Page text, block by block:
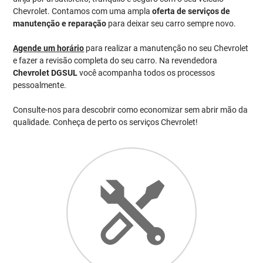
Chevrolet. Contamos com uma amplaoferta de serviços de
manutenção e reparação para deixar seu carro sempre novo.
Agende um horário para realizar a manutenção no seu Chevrolet
e fazer a revisão completa do seu carro. Na revendedora
Chevrolet DGSULvocê acompanha todos os processos
pessoalmente.
Consulte-nos para descobrir como economizar sem abrir mão da
qualidade. Conheça de perto os serviços Chevrolet!